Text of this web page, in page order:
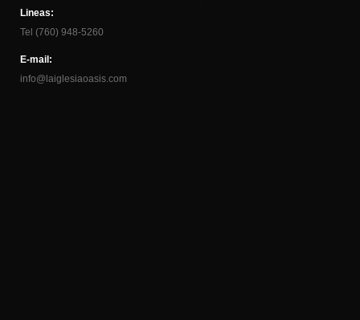
Lineas:
Tel (760) 948-5260
E-mail:
info@laiglesiaoasis.com